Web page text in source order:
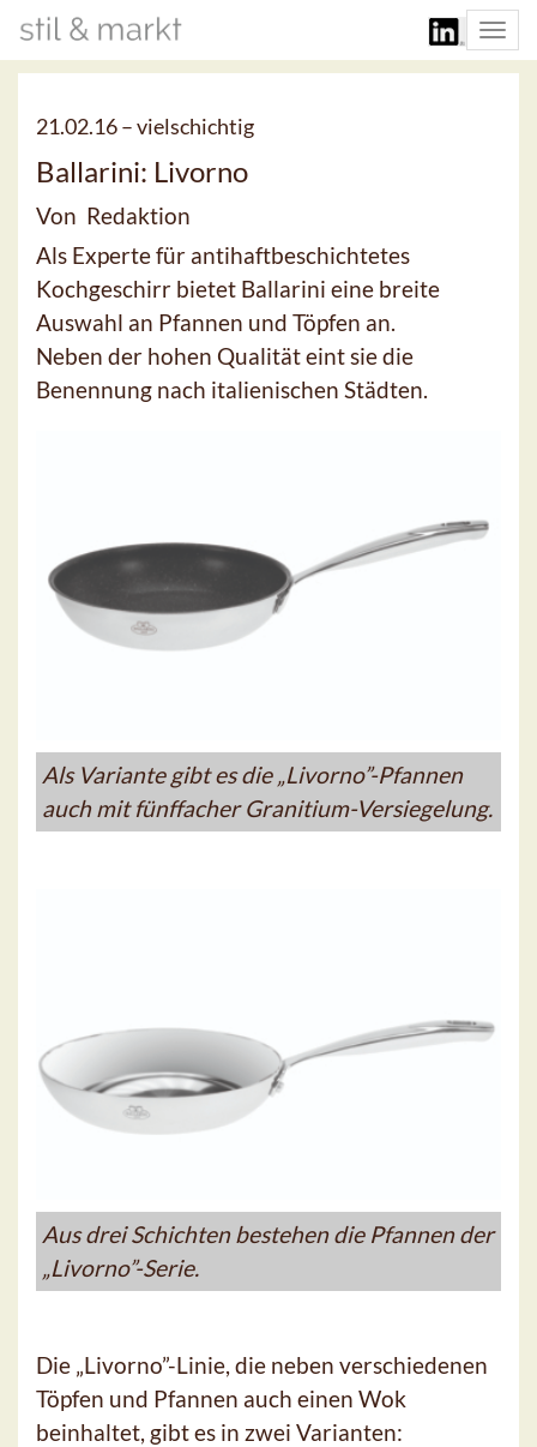
21.02.16 –vielschichtig
Ballarini: Livorno
Von Redaktion
Als Experte für antihaftbeschichtetes
Kochgeschirr bietet Ballarini eine breite
Auswahl an Pfannen und Töpfen an.
Neben der hohen Qualität eint sie die
Benennung nach italienischen Städten.
Als Variante gibt es die „Livorno”-Pfannen
auch mit fünffacher Granitium-Versiegelung.
Aus drei Schichten bestehen die Pfannen der
„Livorno”-Serie.
Die „Livorno”-Linie, die neben verschiedenen
Töpfen und Pfannen auch einen Wok
beinhaltet, gibt es in zwei Varianten: